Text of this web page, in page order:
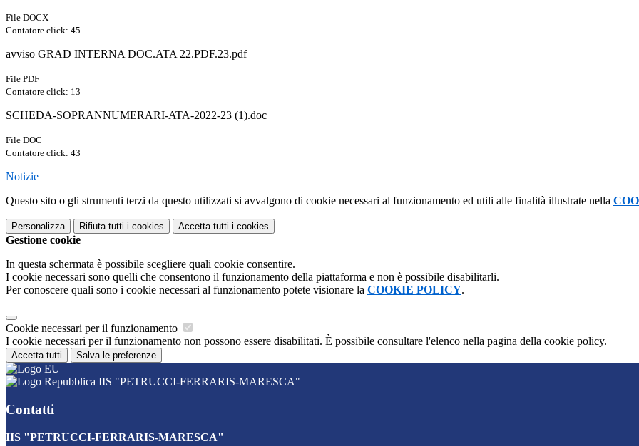
File DOCX
Contatore click: 45
avviso GRAD INTERNA DOC.ATA 22.PDF.23.pdf
File PDF
Contatore click: 13
SCHEDA-SOPRANNUMERARI-ATA-2022-23 (1).doc
File DOC
Contatore click: 43
Notizie
Questo sito o gli strumenti terzi da questo utilizzati si avvalgono di cookie necessari al funzionamento ed utili alle finalità illustrate nella
Personalizza Rifiuta tutti i cookies Accetta tutti i cookies
Gestione cookie
In questa schermata è possibile scegliere quali cookie consentire.
I cookie necessari sono quelli che consentono il funzionamento della piattaforma e non è possibile disabilitarli.
Per conoscere quali sono i cookie necessari al funzionamento potete visionare la COOKIE POLICY.
Cookie necessari per il funzionamento
I cookie necessari per il funzionamento non possono essere disabilitati. È possibile consultare l'elenco nella pagina della cookie policy.
Accetta tutti Salva le preferenze
IIS "PETRUCCI-FERRARIS-MARESCA"
Contatti
IIS "PETRUCCI-FERRARIS-MARESCA"